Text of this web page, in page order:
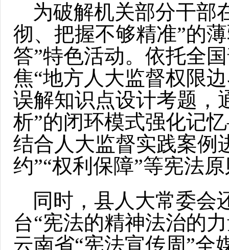
为破解机关部分干部
彻、把握不够精准”的
答”特色活动。依托全
焦“地方人大监督权限
误解知识点设计考题，
析”的闭环模式强化记
结合人大监督实践案例
约”“权利保障”等宪法
同时，县人大常委会
台“宪法的精神法治的
云南省“宪法宣传周”全